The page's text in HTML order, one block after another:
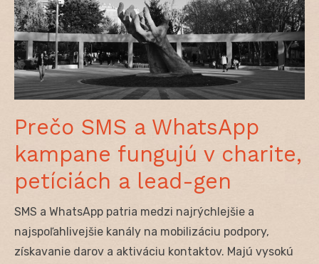
Prečo SMS a WhatsApp
kampane fungujú v charite,
petíciách a lead-gen
SMS a WhatsApp patria medzi najrýchlejšie a
najspoľahlivejšie kanály na mobilizáciu podpory,
získavanie darov a aktiváciu kontaktov. Majú vysokú